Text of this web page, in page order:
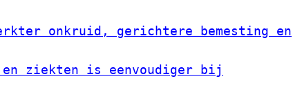
onkruid, gerichtere bemesting en
en ziekten is eenvoudiger bij